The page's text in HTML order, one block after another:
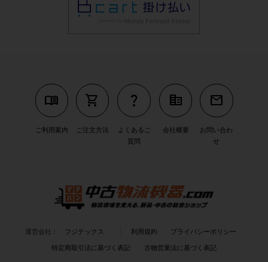
menu_book
ご利用案内
shopping_cart
ご注文方法
question_mark
よくあるご
質問
corporate_fare
会社概要
mail
お問い合わ
せ
運営会社： フジテックス 利用規約 プライバシーポリシー
特定商取引法に基づく表記 古物営業法に基づく表記